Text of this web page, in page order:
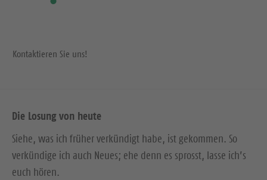
Kontaktieren Sie uns!
Die Losung von heute
Siehe, was ich früher verkündigt habe, ist gekommen. So
verkündige ich auch Neues; ehe denn es sprosst, lasse ich’s
euch hören.